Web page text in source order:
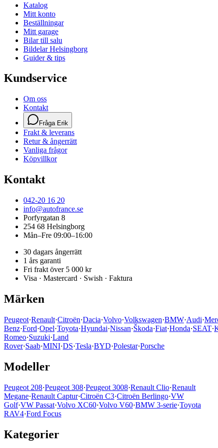
Katalog
Mitt konto
Beställningar
Mitt garage
Bilar till salu
Bildelar Helsingborg
Guider & tips
Kundservice
Om oss
Kontakt
Fråga Erik
Frakt & leverans
Retur & ångerrätt
Vanliga frågor
Köpvillkor
Kontakt
042-20 16 20
info@autofrance.se
Porfyrgatan 8
254 68 Helsingborg
Mån–Fre 09:00–16:00
30 dagars ångerrätt
1 års garanti
Fri frakt över 5 000 kr
Visa · Mastercard · Swish · Faktura
Märken
Peugeot·Renault·Citroën·Dacia·Volvo·Volkswagen·BMW·Audi·
Benz·Ford·Opel·Toyota·Hyundai·Nissan·Škoda·Fiat·Honda·SEAT·
Romeo·Suzuki·Land
Rover·Saab·MINI·DS·Tesla·BYD·Polestar·Porsche
Modeller
Peugeot 208·Peugeot 308·Peugeot 3008·Renault Clio·Renault
Megane·Renault Captur·Citroën C3·Citroën Berlingo·VW
Golf·VW Passat·Volvo XC60·Volvo V60·BMW 3-serie·Toyota
RAV4·Ford Focus
Kategorier